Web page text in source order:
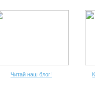
Читай наш блог!